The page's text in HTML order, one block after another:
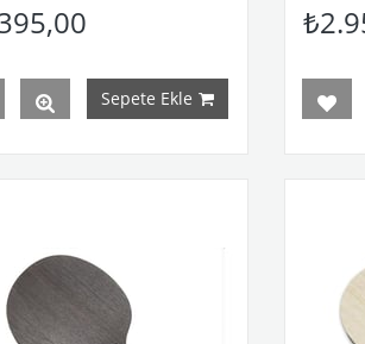
Sepete Ekle